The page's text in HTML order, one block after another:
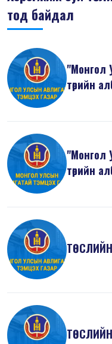
тод байдал
"Монгол
төрийн
"Монгол
төрийн